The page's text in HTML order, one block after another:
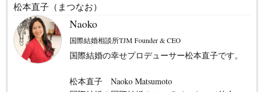
松本直子（まつなお）
Naoko
国際結婚相談所TJM Founder & CEO
国際結婚の幸せプロデューサー松本直子です。
松本直子 Naoko Matsumoto